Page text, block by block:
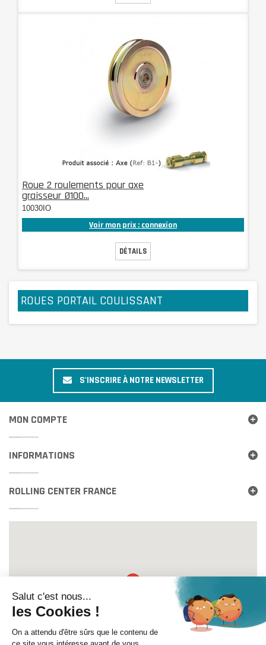
Roue 2 roulements pour axe
graisseur Ø100...
10030IO
Voir mon prix : connexion
DÉTAILS
ROUES PORTAIL COULISSANT
S'INSCRIRE À NOTRE NEWSLETTER
MON COMPTE
INFORMATIONS
ROLLING CENTER FRANCE